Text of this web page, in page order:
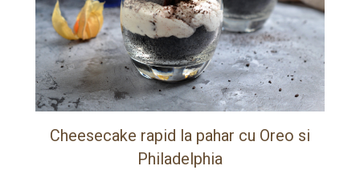
Cheesecake rapid la pahar cu Oreo si
Philadelphia